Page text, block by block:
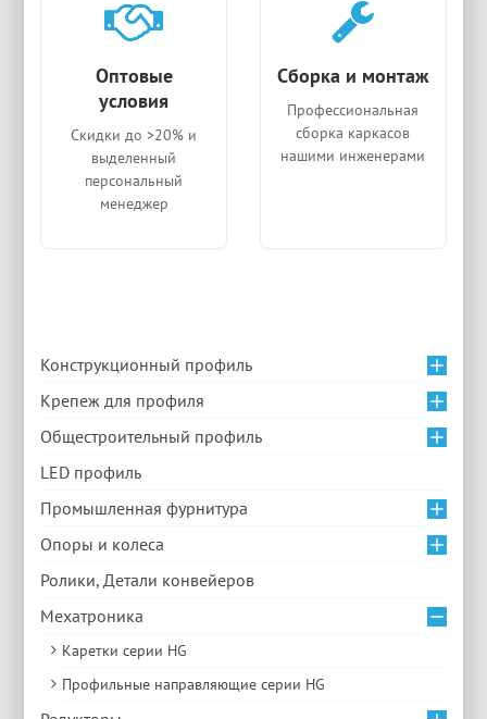
Оптовые
условия
Скидки до >20% и
выделенный
персональный
менеджер
Сборка и монтаж
Профессиональная
сборка каркасов
нашими инженерами
Конструкционный профиль
Крепеж для профиля
Общестроительный профиль
LED профиль
Промышленная фурнитура
Опоры и колеса
Ролики, Детали конвейеров
Мехатроника
Каретки серии HG
Профильные направляющие серии HG